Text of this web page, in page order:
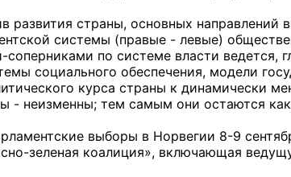
развития страны, основных направлений
системы (правые - левые)
по системе власти ведется,
социального обеспечения, модели
курса страны к динамически
- неизменны; тем самым они остаются
выборы в Норвегии 8-9
зеленая коалиция», включающая